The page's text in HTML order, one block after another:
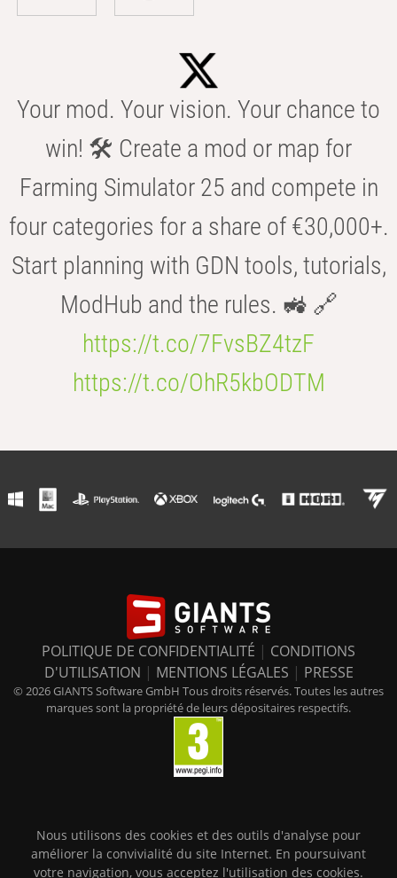
Your mod. Your vision. Your chance to
win! 🛠️ Create a mod or map for
Farming Simulator 25 and compete in
four categories for a share of €30,000+.
Start planning with GDN tools, tutorials,
ModHub and the rules. 🚜 🔗
https://t.co/7FvsBZ4tzF
https://t.co/OhR5kbODTM
POLITIQUE DE CONFIDENTIALITÉ | CONDITIONS
D'UTILISATION | MENTIONS LÉGALES | PRESSE
© 2026 GIANTS Software GmbH Tous droits réservés. Toutes les autres
marques sont la propriété de leurs dépositaires respectifs.
Nous utilisons des cookies et des outils d'analyse pour
améliorer la convivialité du site Internet. En poursuivant
votre navigation, vous acceptez l'utilisation des cookies.